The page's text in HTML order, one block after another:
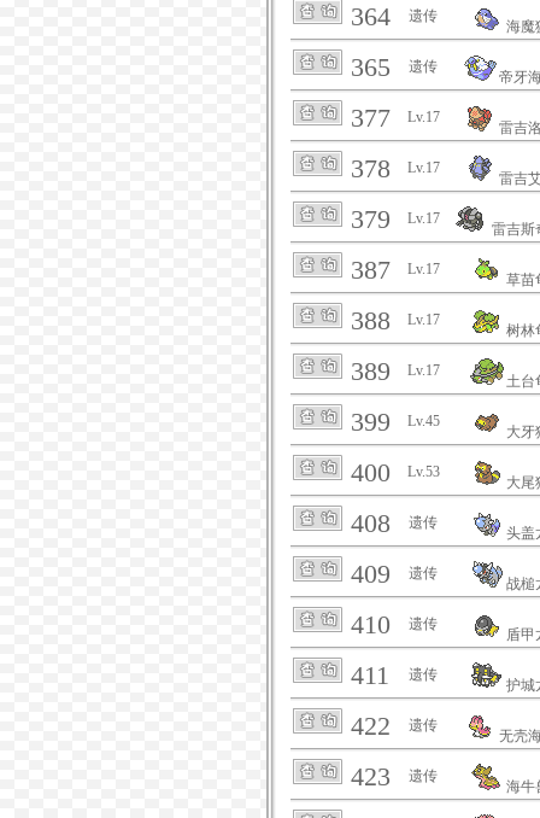
364 遗传
海魔
365 遗传
帝牙
377 Lv.17
雷吉
378 Lv.17
雷吉
379 Lv.17
雷吉斯
387 Lv.17
草苗
388 Lv.17
树林
389 Lv.17
土台
399 Lv.45
大牙
400 Lv.53
大尾
408 遗传
头盖
409 遗传
战槌
410 遗传
盾甲
411 遗传
护城
422 遗传
无壳
423 遗传
海牛